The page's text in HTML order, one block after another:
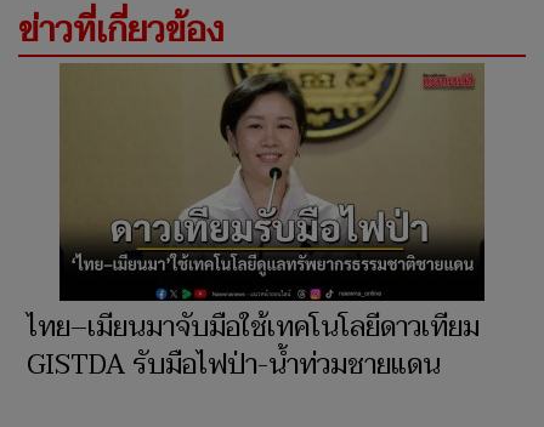
ข่าวที่เกี่ยวข้อง
ไทย–เมียนมาจับมือใช้เทคโนโลยีดาวเทียม
GISTDA รับมือไฟป่า-น้ำท่วมชายแดน